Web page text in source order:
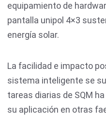
equipamiento de
pantalla unipol 4×3
energía solar.
La facilidad e impacto
sistema inteligente se
tareas diarias de SQM
su aplicación en otras